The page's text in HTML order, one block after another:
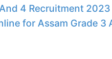
4 Recruitment
for Assam Grade 3